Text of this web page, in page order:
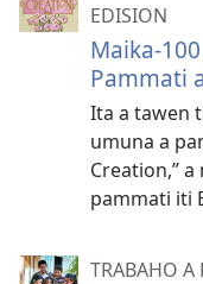
EDISION
Maika-
Pammati
Ita a tawen
umuna a
Creation,”
pammati iti
TRABAHO A